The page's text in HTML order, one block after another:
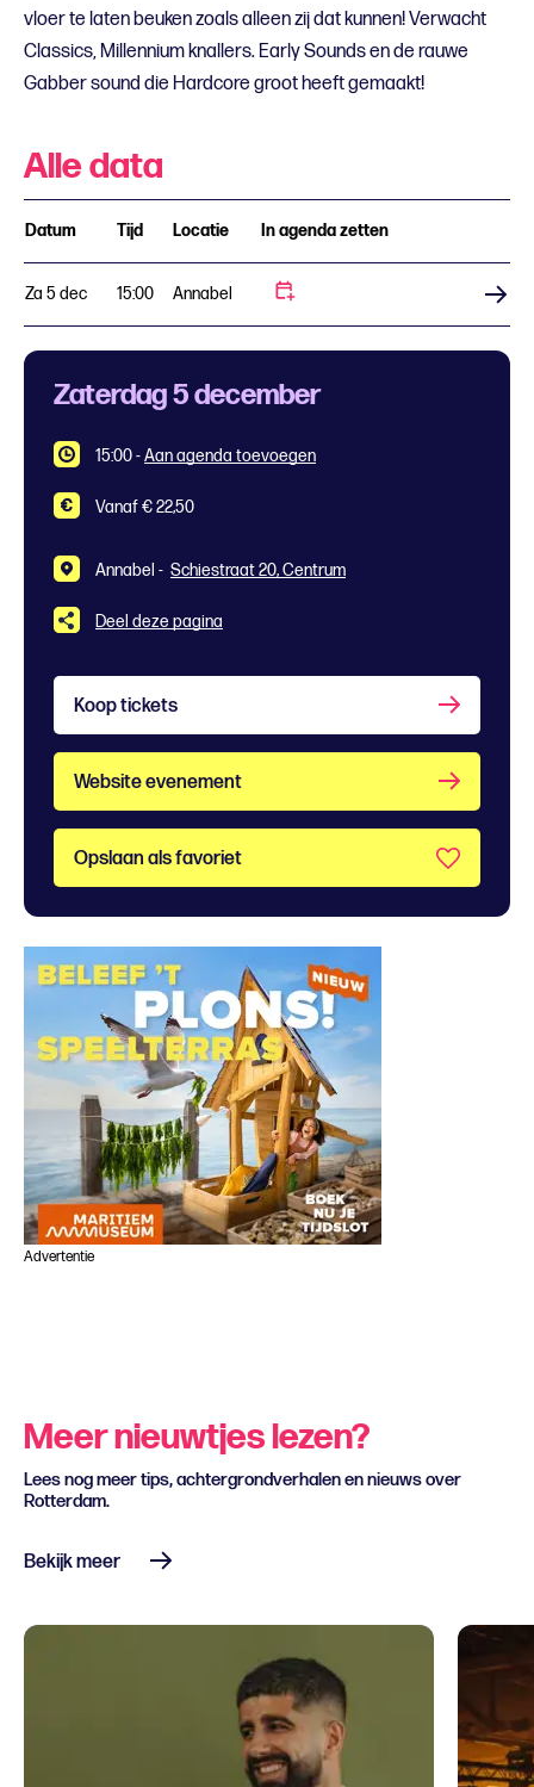
vloer te laten beuken zoals alleen zij dat kunnen! Verwacht
Classics, Millennium knallers. Early Sounds en de rauwe
Gabber sound die Hardcore groot heeft gemaakt!
Alle data
Datum Tijd Locatie In agenda zetten
Za 5 dec 15:00 Annabel
Zaterdag 5 december
15:00-Aan agenda toevoegen
Vanaf € 22,50
Annabel - Schiestraat 20, Centrum
Deel deze pagina
Koop tickets
Website evenement
Opslaan als favoriet
Advertentie
Meer nieuwtjes lezen?
Lees nog meer tips, achtergrondverhalen en nieuws over
Rotterdam.
Bekijk meer